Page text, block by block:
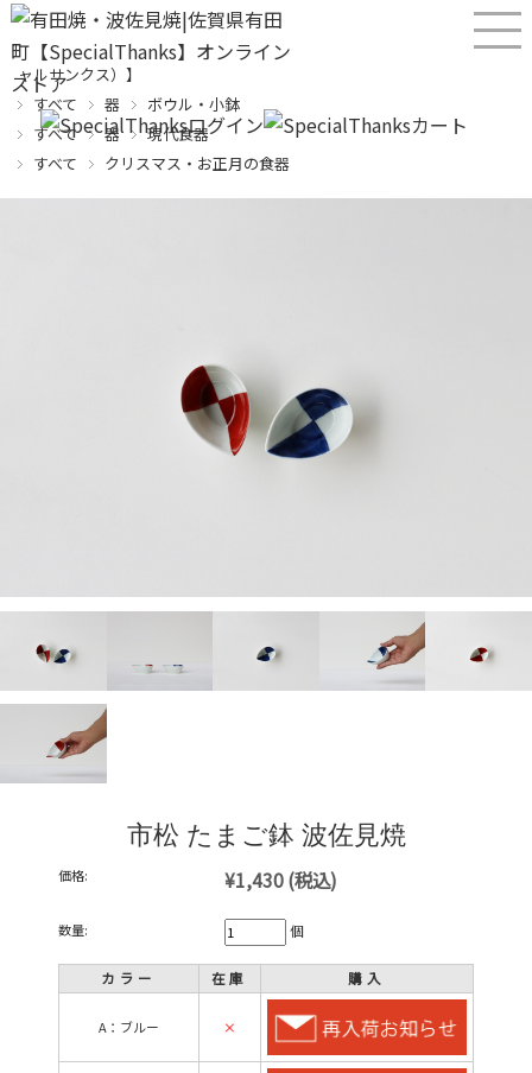
産直！有田焼、波佐見焼オンラインショップ【SPECIALTHANKS（スペシ
ャルサンクス）】
すべて
器
ボウル・小鉢
すべて
器
現代食器
すべて
クリスマス・お正月の食器
市松 たまご鉢 波佐見焼
価格: ¥1,430(税込)
数量: 個
カラー 在庫 購入
A：ブルー ×